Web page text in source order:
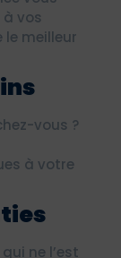
vos
le meilleur
vous ?
à votre
ne l’est